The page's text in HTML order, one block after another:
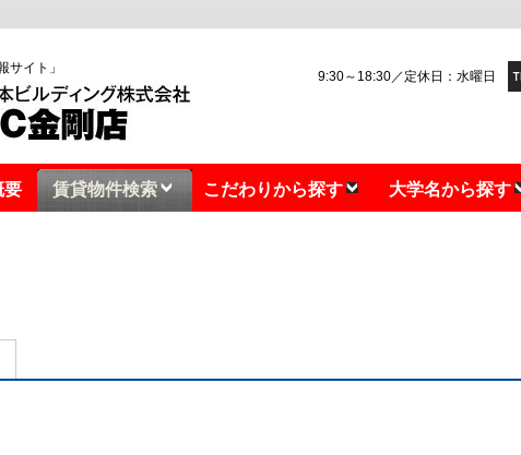
サイト」
9:30～18:30／定休日：水曜日
要 賃貸物件検索 こだわりから探す 大学名から探す